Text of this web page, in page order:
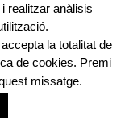
realitzar anàlisis
la totalitat de
de cookies. Premi
missatge.